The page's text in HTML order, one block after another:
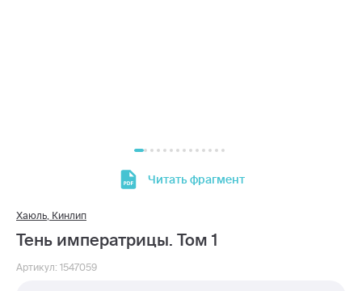
Читать фрагмент
Хаюль Кинлип
Тень императрицы. Том 1
Артикул: 1547059